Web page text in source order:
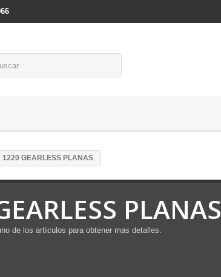
1220 GEARLESS PLANAS
PLANAS
de los artículos para obtener mas detalles.